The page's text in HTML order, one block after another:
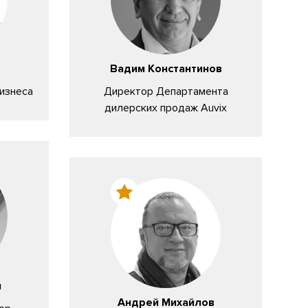
Вадим Константинов
Директор Департамента
дилерских продаж Auvix
Андрей Михайлов